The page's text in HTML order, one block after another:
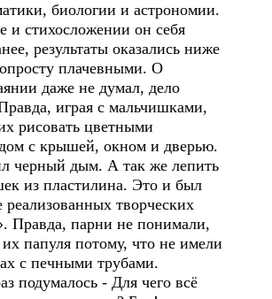
биологии и астрономии.
и стихосложении он себя
результаты оказались ниже
плачевными. О
даже не думал, дело
играя с мальчишками,
рисовать цветными
с крышей, окном и дверью.
черный дым. А так же лепить
из пластилина. Это и был
реализованных творческих
Правда, парни не понимали,
их папуля потому, что не имели
с печными трубами.
подумалось - Для чего всё